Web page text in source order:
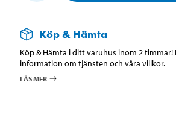
Köp & Hämta
Köp & Hämta i ditt varuhus inom 2 timmar!
information om tjänsten och våra villkor.
LÄS MER